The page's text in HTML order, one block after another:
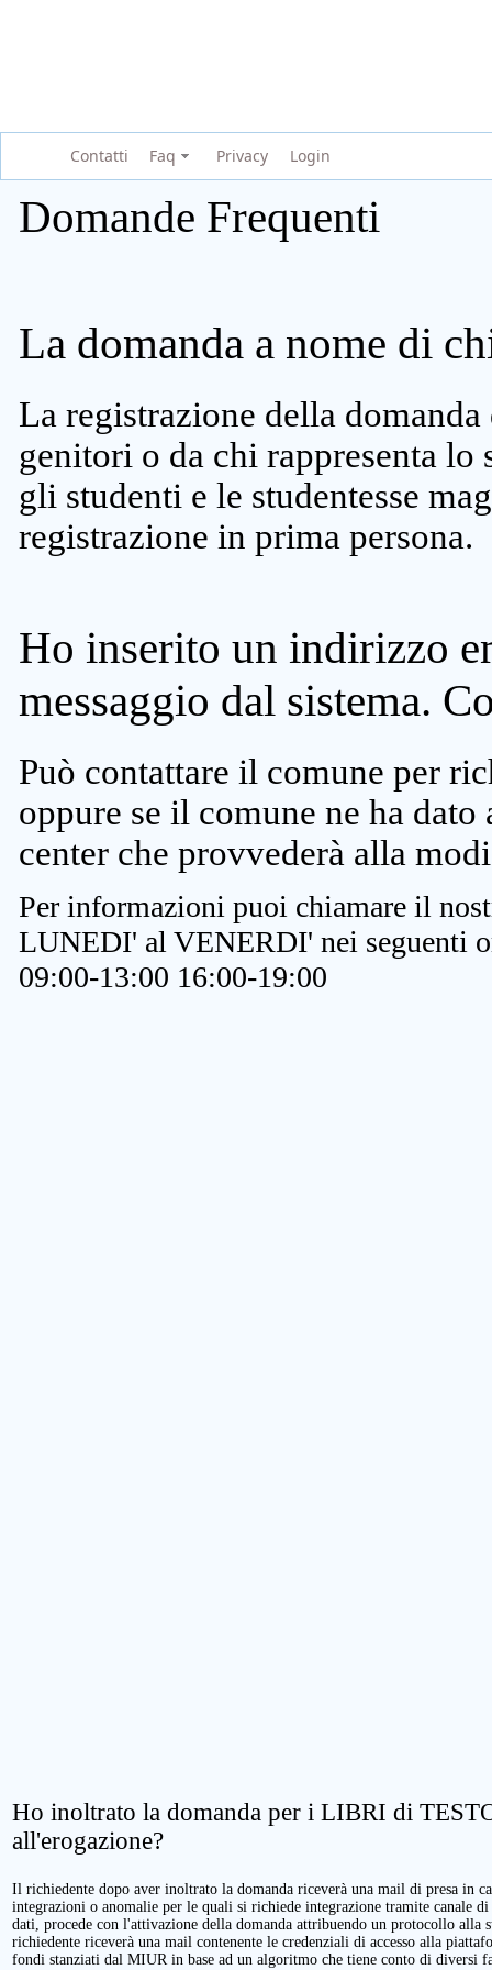
Contatti Faq Privacy Login
Domande Frequenti
La domanda a nome di
La registrazione della
genitori o da chi rappresenta lo
gli studenti e le studentesse
registrazione in prima persona.
Ho inserito un indirizzo
messaggio dal sistema.
Può contattare il comune per
oppure se il comune ne ha
center che provvederà alla
Per informazioni puoi chiamare il
LUNEDI' al VENERDI' nei seguenti
09:00-13:00 16:00-19:00
Ho inoltrato la domanda per i LIBRI di
all'erogazione?
Il richiedente dopo aver inoltrato la domanda riceverà una mail di presa in
integrazioni o anomalie per le quali si richiede integrazione tramite canale
dati, procede con l'attivazione della domanda attribuendo un protocollo alla
richiedente riceverà una mail contenente le credenziali di accesso alla
fondi stanziati dal MIUR in base ad un algoritmo che tiene conto di diversi